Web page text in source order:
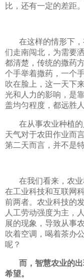
比，还有一定的差距。
在这样的情形下
们走南闯北，为需要
都清楚，传统的撒药
个手举着撒药，一个
吹在脸上，这一天下
光和人力的影响，是
盖均匀程度，都远胜人
在从事农业种植
天气对于农田作业而
第二天而言，并不是特
在我们看来，农
在工业科技和互联网
前两者。农业科技的
人工劳动强度为主，
展的现象，导致从事
吹着空调，喝着茶办
呢？
而，智慧农业的
希望。